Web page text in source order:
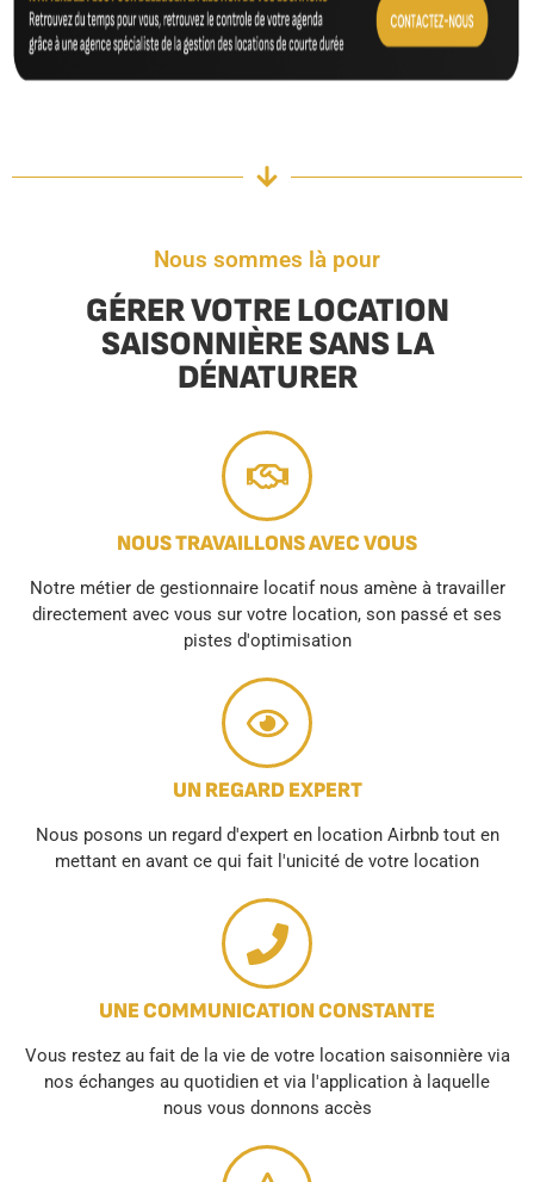
Nous sommes là pour
GÉRER VOTRE LOCATION
SAISONNIÈRE SANS LA
DÉNATURER
NOUS TRAVAILLONS AVEC VOUS
Notre métier de gestionnaire locatif nous amène à travailler
directement avec vous sur votre location, son passé et ses
pistes d'optimisation
UN REGARD EXPERT
Nous posons un regard d'expert en location Airbnb tout en
mettant en avant ce qui fait l'unicité de votre location
UNE COMMUNICATION CONSTANTE
Vous restez au fait de la vie de votre location saisonnière via
nos échanges au quotidien et via l'application à laquelle
nous vous donnons accès